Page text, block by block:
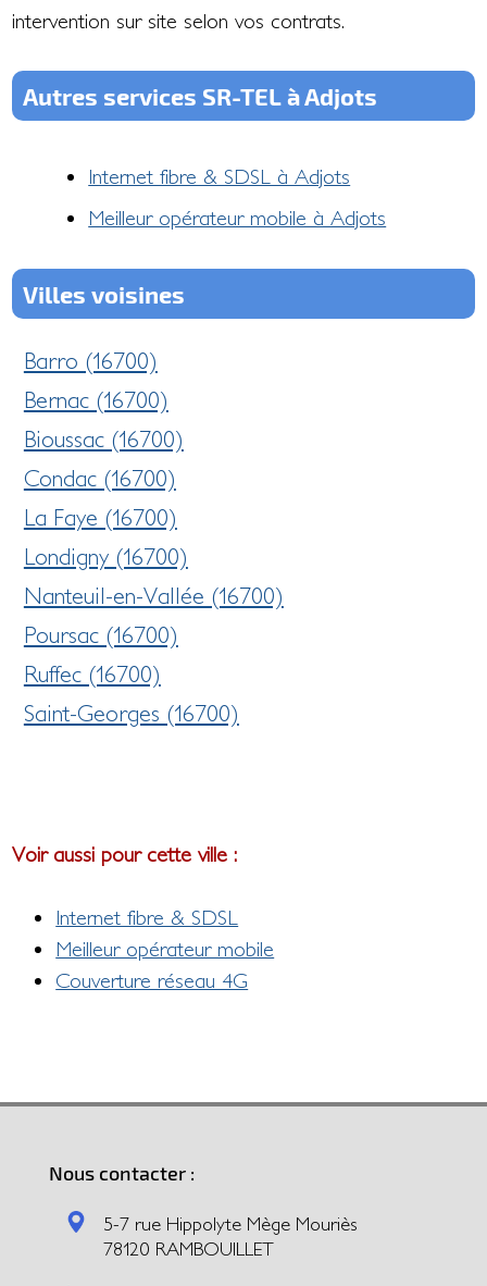
intervention sur site selon vos contrats.
Autres services SR-TEL à Adjots
Internet fibre & SDSL à Adjots
Meilleur opérateur mobile à Adjots
Villes voisines
Barro (16700)
Bernac (16700)
Bioussac (16700)
Condac (16700)
La Faye (16700)
Londigny (16700)
Nanteuil-en-Vallée (16700)
Poursac (16700)
Ruffec (16700)
Saint-Georges (16700)
Voir aussi pour cette ville :
Internet fibre & SDSL
Meilleur opérateur mobile
Couverture réseau 4G
Nous contacter :
5-7 rue Hippolyte Mège Mouriès
78120 RAMBOUILLET